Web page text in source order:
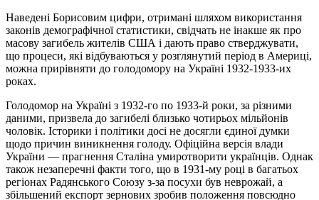
Наведені Борисовим цифри, отримані шляхом використання
законів демографічної статистики, свідчать не інакше як про
масову загибель жителів США і дають право стверджувати,
що процеси, які відбуваються у розглянутий період в Америці,
можна прирівняти до голодомору на Україні 1932-1933-их
роках.
Голодомор на Україні з 1932-го по 1933-й роки, за різними
даними, призвела до загибелі близько чотирьох мільйонів
чоловік. Історики і політики досі не досягли єдиної думки
щодо причин виникнення голоду. Офіційна версія влади
України — прагнення Сталіна умиротворити українців. Однак
також незаперечні факти того, що в 1931-му році в багатьох
регіонах Радянського Союзу з-за посухи був неврожай, а
збільшений експорт зернових зробив положення повсюдно